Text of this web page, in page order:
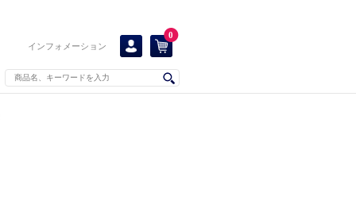
インフォメーション
0